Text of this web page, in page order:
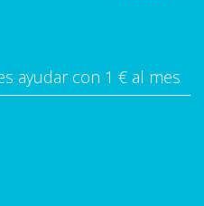
ayudar con 1 € al mes